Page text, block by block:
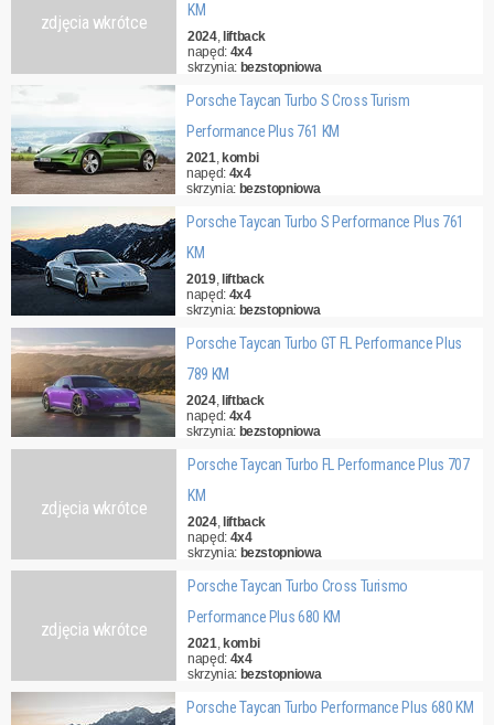
zdjęcia wkrótce
KM
2024, liftback
napęd: 4x4
skrzynia: bezstopniowa
cena:
Porsche Taycan Turbo S Cross Turism
Performance Plus 761 KM
2021, kombi
napęd: 4x4
skrzynia: bezstopniowa
cena:444 000,00 zł
Porsche Taycan Turbo S Performance Plus 761
KM
2019, liftback
napęd: 4x4
skrzynia: bezstopniowa
cena:325 000,00 zł
Porsche Taycan Turbo GT FL Performance Plus
789 KM
2024, liftback
napęd: 4x4
skrzynia: bezstopniowa
cena:1 018 000,00 zł
zdjęcia wkrótce
Porsche Taycan Turbo FL Performance Plus 707
KM
2024, liftback
napęd: 4x4
skrzynia: bezstopniowa
cena:498 000,00 zł
zdjęcia wkrótce
Porsche Taycan Turbo Cross Turismo
Performance Plus 680 KM
2021, kombi
napęd: 4x4
skrzynia: bezstopniowa
cena:396 000,00 zł
Porsche Taycan Turbo Performance Plus 680 KM